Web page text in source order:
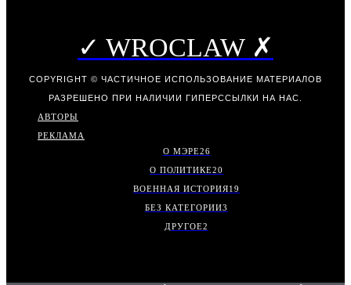
✓ WROCLAW ✗
COPYRIGHT © ЧАСТИЧНОЕ ИСПОЛЬЗОВАНИЕ МАТЕРИАЛОВ
РАЗРЕШЕНО ПРИ НАЛИЧИИ ГИПЕРССЫЛКИ НА НАС.
АВТОРЫ
РЕКЛАМА
О МЭРЕ26
О ПОЛИТИКЕ20
ВОЕННАЯ ИСТОРИЯ19
БЕЗ КАТЕГОРИИ3
ДРУГОЕ2